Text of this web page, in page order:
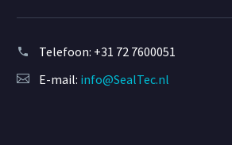
Telefoon: +31 72 7600051
E-mail: info@SealTec.nl